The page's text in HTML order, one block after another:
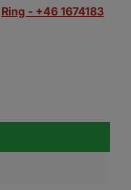
Ring - +46 1674183